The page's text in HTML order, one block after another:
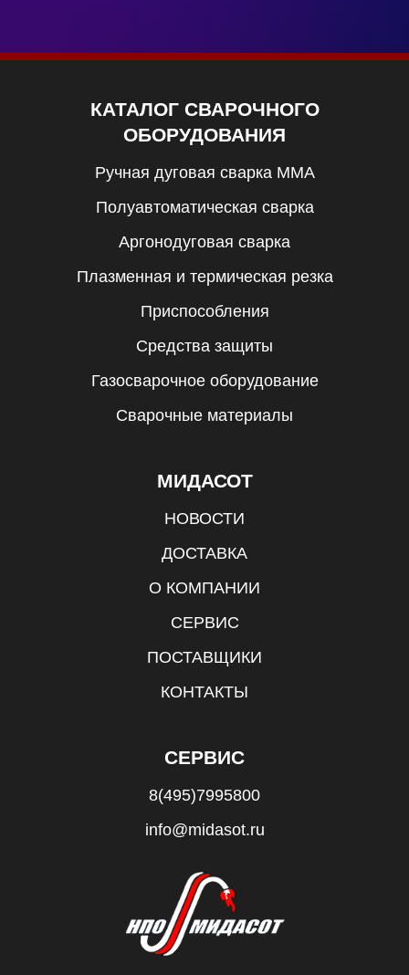
КАТАЛОГ СВАРОЧНОГО
ОБОРУДОВАНИЯ
Ручная дуговая сварка MMA
Полуавтоматическая сварка
Аргонодуговая сварка
Плазменная и термическая резка
Приспособления
Средства защиты
Газосварочное оборудование
Сварочные материалы
МИДАСОТ
НОВОСТИ
ДОСТАВКА
О КОМПАНИИ
СЕРВИС
ПОСТАВЩИКИ
КОНТАКТЫ
СЕРВИС
8(495)7995800
info@midasot.ru